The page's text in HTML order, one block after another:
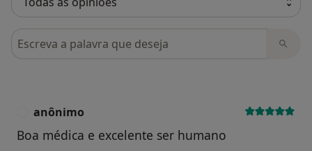
Pesquisar em opiniões
anônimo
Boa médica e excelente ser humano